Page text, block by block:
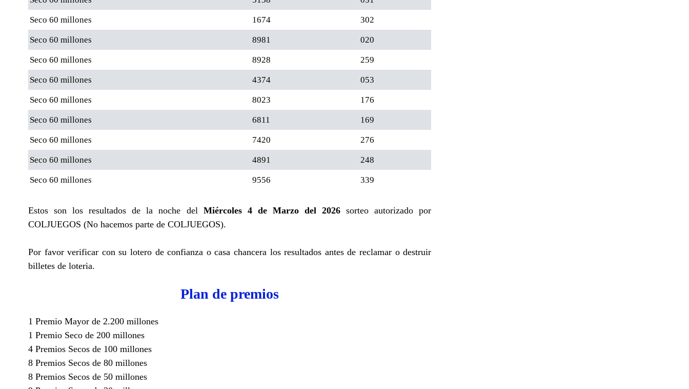
Seco 60 millones 1674 302
Seco 60 millones 8981 020
Seco 60 millones 8928 259
Seco 60 millones 4374 053
Seco 60 millones 8023 176
Seco 60 millones 6811 169
Seco 60 millones 7420 276
Seco 60 millones 4891 248
Seco 60 millones 9556 339
Estos son los resultados de la noche del Miércoles 4 de Marzo del 2026sorteo autorizado por
COLJUEGOS (No hacemos parte de COLJUEGOS).
Por favor verificar con su lotero de confianza o casa chancera los resultados antes de reclamar o destruir
billetes de loteria.
Plan de premios
1 Premio Mayor de 2.200 millones
1 Premio Seco de 200 millones
4 Premios Secos de 100 millones
8 Premios Secos de 80 millones
8 Premios Secos de 50 millones